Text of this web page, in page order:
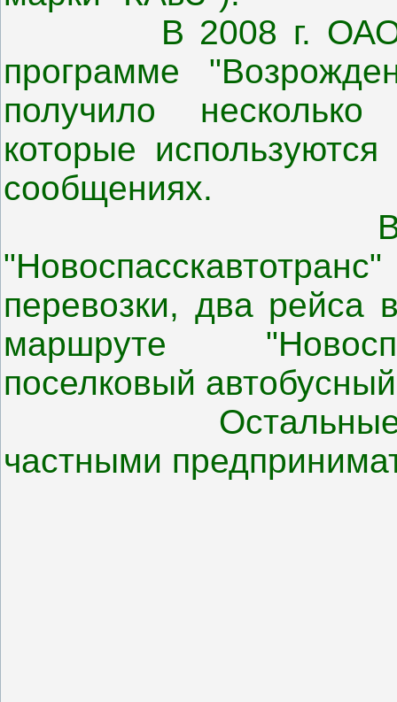
В 2008 г. ОАО
программе
получило
которые
сообщениях.
В
перевозки, два рейса
маршруте
поселковый
Остальные
частными